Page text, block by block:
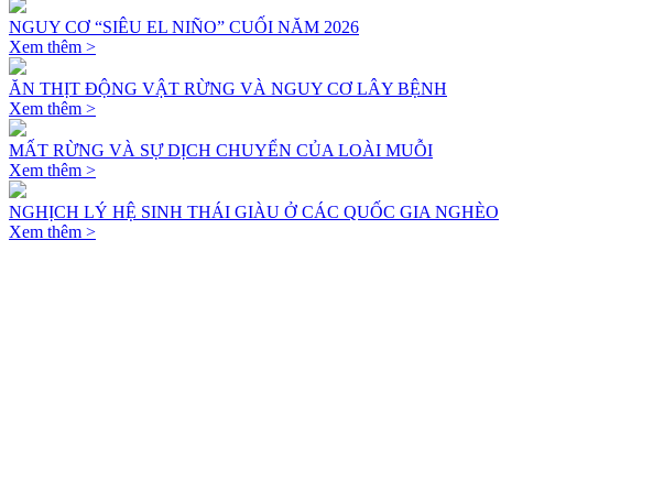
NGUY CƠ “SIÊU EL NIÑO” CUỐI NĂM 2026
Xem thêm >
ĂN THỊT ĐỘNG VẬT RỪNG VÀ NGUY CƠ LÂY BỆNH
Xem thêm >
MẤT RỪNG VÀ SỰ DỊCH CHUYỂN CỦA LOÀI MUỖI
Xem thêm >
NGHỊCH LÝ HỆ SINH THÁI GIÀU Ở CÁC QUỐC GIA NGHÈO
Xem thêm >